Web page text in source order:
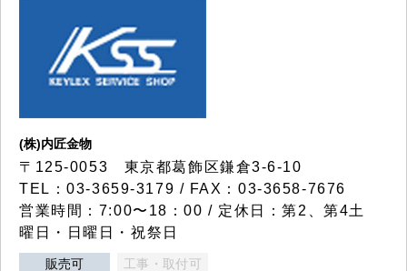
(株)内匠金物
〒125-0053 東京都葛飾区鎌倉3-6-10
TEL：03-3659-3179 / FAX：03-3658-7676
営業時間：7:00〜18：00 / 定休日：第2、第4土
曜日・日曜日・祝祭日
販売可 工事・取付可